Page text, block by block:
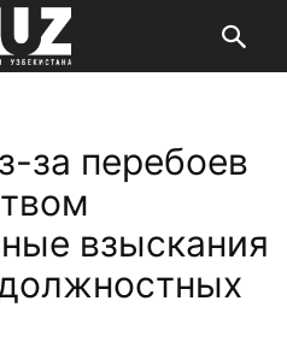
за перебоев
взыскания